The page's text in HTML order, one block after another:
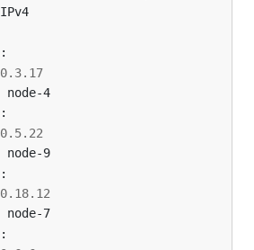
IPv4
:
node-4
:
node-9
:
node-7
: